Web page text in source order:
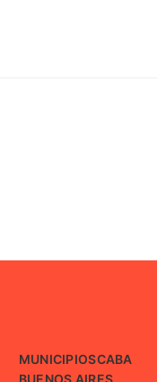
MUNICIPIOSCABA
BUENOS AIRES